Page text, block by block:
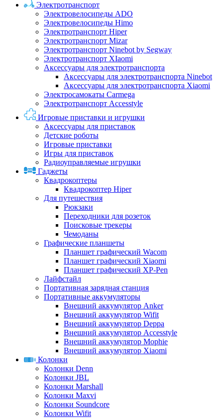
Электротранспорт
Электровелосипеды ADO
Электровелосипеды Himo
Электротранспорт Hiper
Электротранспорт Mizar
Электротранспорт Ninebot by Segway
Электротранспорт XIaomi
Аксессуары для электротранспорта
Аксессуары для электротранспорта Ninebot
Аксессуары для электротранспорта Xiaomi
Электросамокаты Carmega
Электротранспорт Accesstyle
Игровые приставки и игрушки
Аксессуары для приставок
Детские роботы
Игровые приставки
Игры для приставок
Радиоуправляемые игрушки
Гаджеты
Квадрокоптеры
Квадрокоптер Hiper
Для путешествия
Рюкзаки
Переходники для розеток
Поисковые трекеры
Чемоданы
Графические планшеты
Планшет графический Wacom
Планшет графический Xiaomi
Планшет графический XP-Pen
Лайфстайл
Портативная зарядная станция
Портативные аккумуляторы
Внешний аккумулятор Anker
Внешний аккумулятор Wifit
Внешний аккумулятор Deppa
Внешний аккумулятор Accesstyle
Внешний аккумулятор Mophie
Внешний аккумулятор Xiaomi
Колонки
Колонки Denn
Колонки JBL
Колонки Marshall
Колонки Maxvi
Колонки Soundcore
Колонки Wifit